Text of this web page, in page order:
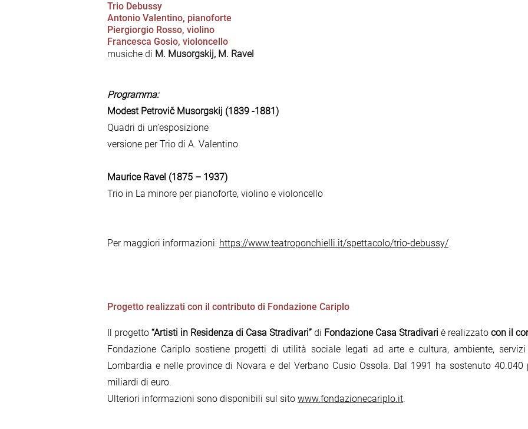
Trio Debussy
Antonio Valentino, pianoforte
Piergiorgio Rosso, violino
Francesca Gosio, violoncello
musiche di M. Musorgskij, M. Ravel
Programma:
Modest Petrovič Musorgskij (1839 -1881)
Quadri di un’esposizione
versione per Trio di A. Valentino
Maurice Ravel (1875 – 1937)
Trio in La minore per pianoforte, violino e violoncello
Per maggiori informazioni: https://www.teatroponchielli.it/spettacolo/trio-debussy/
Progetto realizzati con il contributo di Fondazione Cariplo
Il progetto “Artisti in Residenza di Casa Stradivari” di Fondazione Casa Stradivari è realizzato con il
Fondazione Cariplo sostiene progetti di utilità sociale legati ad arte e cultura, ambiente,
Lombardia e nelle province di Novara e del Verbano Cusio Ossola. Dal 1991 ha sostenuto
miliardi di euro.
Ulteriori informazioni sono disponibili sul sito www.fondazionecariplo.it.